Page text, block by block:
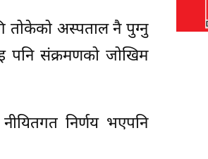
तोकेको अस्पताल नै पुग्नु
पनि संक्रमणको जोखिम
निर्णय भएपनि